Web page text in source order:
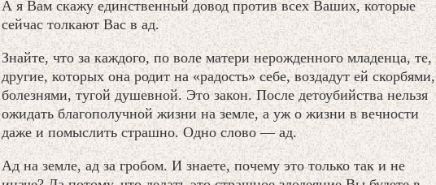
А я Вам скажу единственный довод против всех Ваших, которые
сейчас толкают Вас в ад.
Знайте, что за каждого, по воле матери нерожденного младенца, те,
другие, которых она родит на «радость» себе, воздадут ей скорбями,
болезнями, тугой душевной. Это закон. После детоубийства нельзя
ожидать благополучной жизни на земле, а уж о жизни в вечности
даже и помыслить страшно. Одно слово — ад.
Ад на земле, ад за гробом. И знаете, почему это только так и не